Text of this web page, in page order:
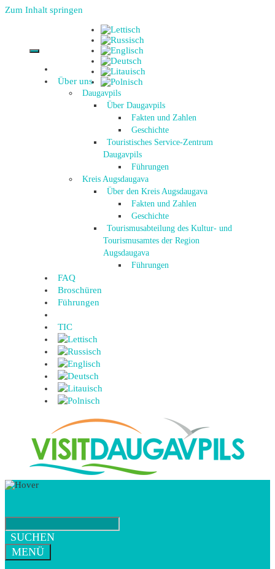
Zum Inhalt springen
Über uns
Daugavpils
Über Daugavpils
Fakten und Zahlen
Geschichte
Touristisches Service-Zentrum
Daugavpils
Führungen
Kreis Augsdaugava
Über den Kreis Augsdaugava
Fakten und Zahlen
Geschichte
Tourismusabteilung des Kultur- und
Tourismusamtes der Region
Augsdaugava
Führungen
FAQ
Broschüren
Führungen
TIC
SUCHEN
MENÜ